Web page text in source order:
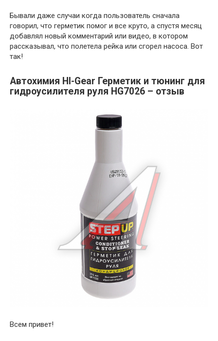
Бывали даже случаи когда пользователь сначала
говорил, что герметик помог и все круто, а спустя месяц
добавлял новый комментарий или видео, в котором
рассказывал, что полетела рейка или сгорел насоса. Вот
так!
Автохимия HI-Gear Герметик и тюнинг для
гидроусилителя руля HG7026 – отзыв
Всем привет!